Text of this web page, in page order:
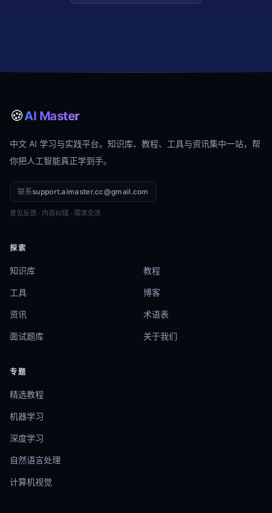
🍪AI Master
中文 AI 学习与实践平台。知识库、教程、工具与资讯集中一站，帮
你把人工智能真正学到手。
联系support.aimaster.cc@gmail.com
意见反馈 · 内容纠错 · 需求交流
探索
知识库 教程
工具 博客
资讯 术语表
面试题库 关于我们
专题
精选教程
机器学习
深度学习
自然语言处理
计算机视觉